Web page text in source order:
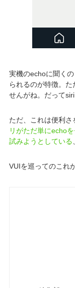
実機のechoに聞く
られるのが特徴。
せんがね。だって
ただ、これは便利さ
リがただ単にecho
試みようとしている
VUIを巡ってのこれ